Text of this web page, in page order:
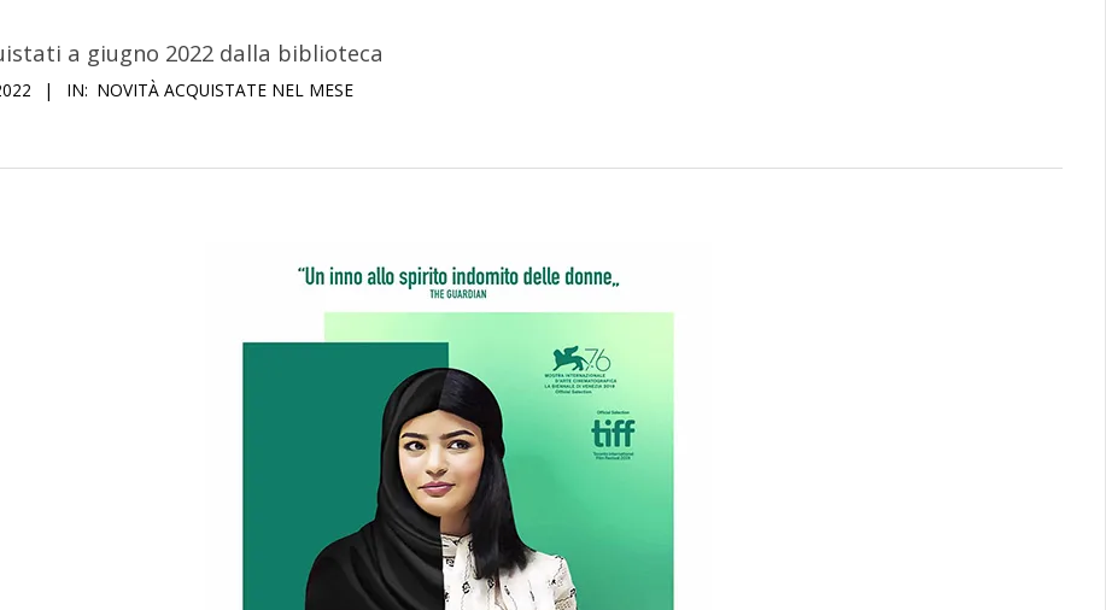
a giugno 2022 dalla biblioteca
IN: NOVITÀ ACQUISTATE NEL MESE